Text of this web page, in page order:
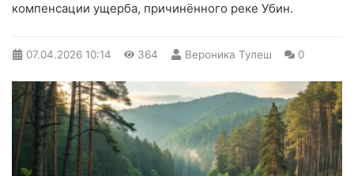
компенсации ущерба, причинённого реке Убин.
07.04.2026 10:14 364 Вероника Тулеш 0